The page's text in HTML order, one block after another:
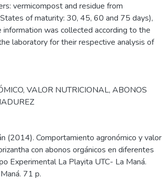
vermicompost and residue from
of maturity: 30, 45, 60 and 75 days),
was collected according to the
laboratory for their respective analysis of
, VALOR NUTRICIONAL, ABONOS
(2014). Comportamiento agronómico y valor
con abonos orgánicos en diferentes
Experimental La Playita UTC- La Maná.
71 p.